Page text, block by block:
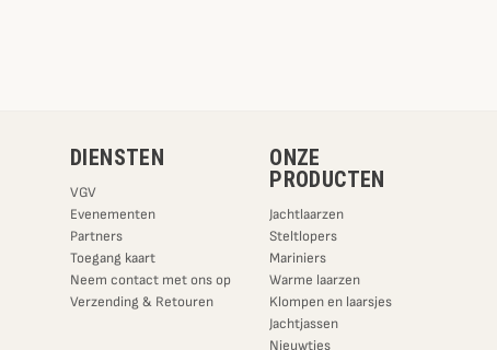
DIENSTEN
VGV
Evenementen
Partners
Toegang kaart
Neem contact met ons op
Verzending & Retouren
ONZE
PRODUCTEN
Jachtlaarzen
Steltlopers
Mariniers
Warme laarzen
Klompen en laarsjes
Jachtjassen
Nieuwtjes